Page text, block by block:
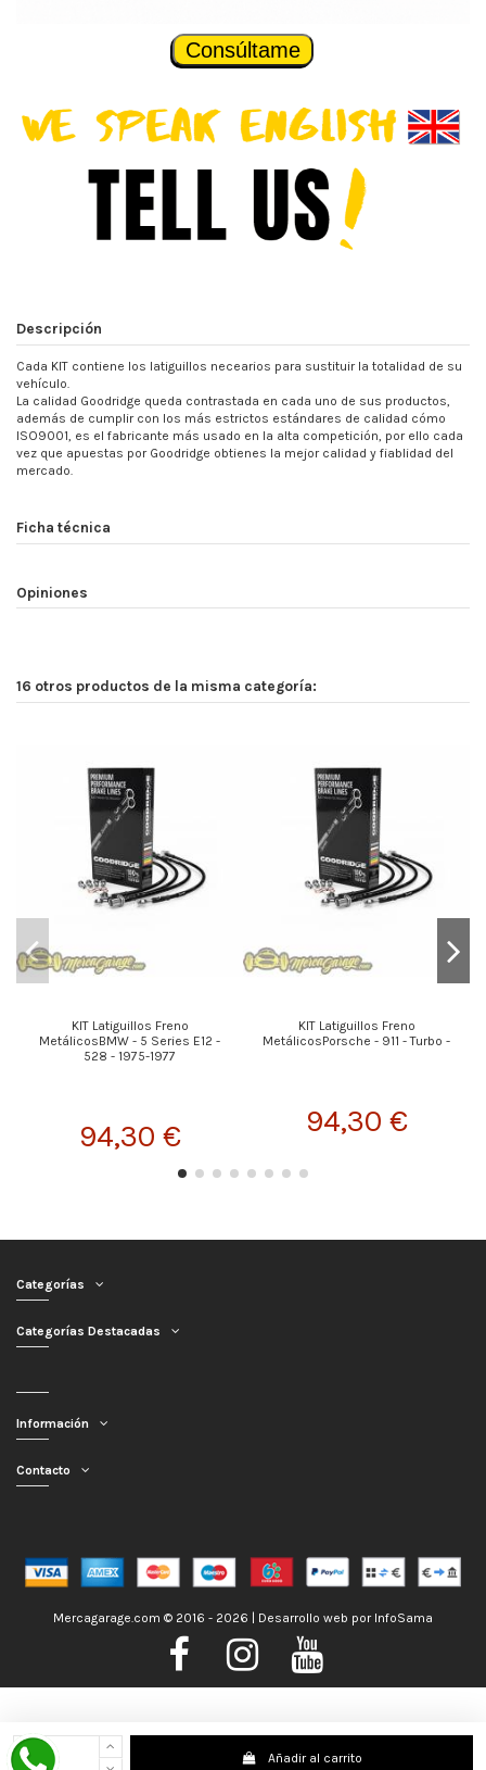
Nos encontramos de Vacaciones, no obstante los pedidos hechos se
despacharán con normalidad; usted puede hacer su pedido y le será enviado en
Añadir al carrito
Consúltame
Descripción
Cada KIT contiene los latiguillos necearios para sustituir la totalidad de su
vehículo.
La calidad Goodridge queda contrastada en cada uno de sus productos,
además de cumplir con los más estrictos estándares de calidad cómo
ISO9001, es el fabricante más usado en la alta competición, por ello cada
vez que apuestas por Goodridge obtienes la mejor calidad y fiablidad del
mercado.
Ficha técnica
Opiniones
16 otros productos de la misma categoría:
KIT Latiguillos Freno
MetálicosBMW - 5 Series E12 -
528 - 1975-1977
94,30 €
KIT Latiguillos Freno
MetálicosPorsche - 911 - Turbo -
94,30 €
Categorías
Categorías Destacadas
Información
Contacto
Mercagarage.com © 2016 - 2026 | Desarrollo web por InfoSama